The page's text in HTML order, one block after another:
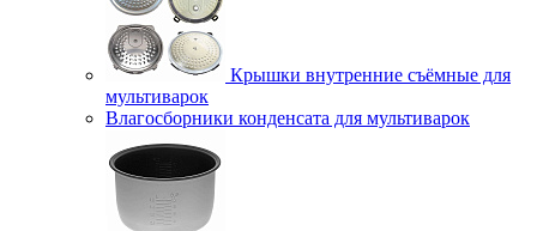
Крышки внутренние съёмные для
мультиварок
Влагосборники конденсата для мультиварок